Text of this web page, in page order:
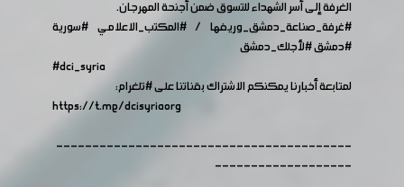
الغرفة إلى أسر الشهداء للتسوق ضمن أجنحة المهرجان.
#غرفة_صناعة_دمشق_وريفها /#المكتب_الاعلامي #سورية
#دمشق#لأجلك_دمشق
#dci_syria
لمتابعة أخبارنا يمكنكم الاشتراك بقناتنا على#تلغرام:
https://t.me/dcisyriaorg
-----------------------------------------
-------------------